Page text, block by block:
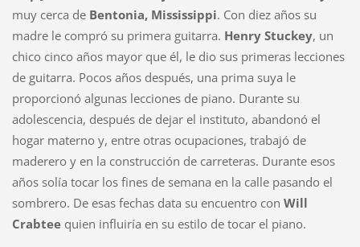
muy cerca de Bentonia, Mississippi. Con diez años su
madre le compró su primera guitarra. Henry Stuckey, un
chico cinco años mayor que él, le dio sus primeras lecciones
de guitarra. Pocos años después, una prima suya le
proporcionó algunas lecciones de piano. Durante su
adolescencia, después de dejar el instituto, abandonó el
hogar materno y, entre otras ocupaciones, trabajó de
maderero y en la construcción de carreteras. Durante esos
años solía tocar los fines de semana en la calle pasando el
sombrero. De esas fechas data su encuentro con Will
Crabtee quien influiría en su estilo de tocar el piano.